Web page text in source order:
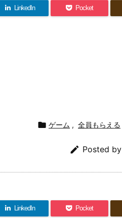
LinkedIn Pocket
 ゲーム , 全員もらえる
 Posted by
LinkedIn Pocket